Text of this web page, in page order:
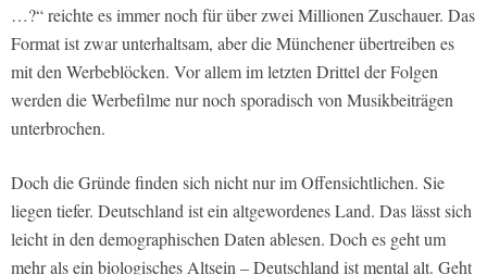
…?“ reichte es immer noch für über zwei Millionen Zuschauer. Das
Format ist zwar unterhaltsam, aber die Münchener übertreiben es
mit den Werbeblöcken. Vor allem im letzten Drittel der Folgen
werden die Werbefilme nur noch sporadisch von Musikbeiträgen
unterbrochen.
Doch die Gründe finden sich nicht nur im Offensichtlichen. Sie
liegen tiefer. Deutschland ist ein altgewordenes Land. Das lässt sich
leicht in den demographischen Daten ablesen. Doch es geht um
mehr als ein biologisches Altsein – Deutschland ist mental alt. Geht